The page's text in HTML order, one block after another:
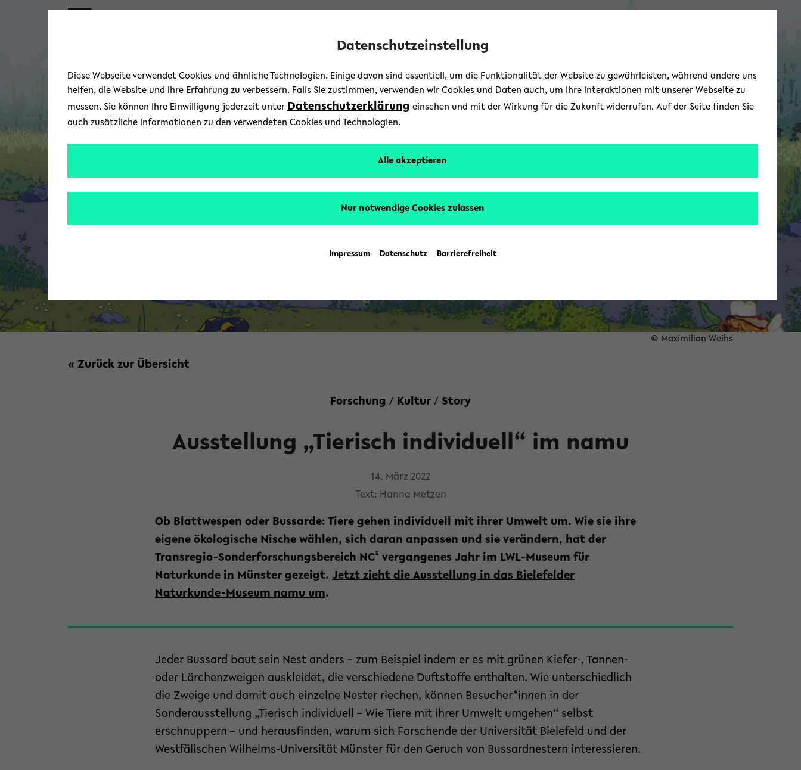
Skip to main content
© Maximilian Weihs
« Zurück zur Übersicht
Forschung / Kultur / Story
Ausstellung „Tierisch individuell“ im namu
14. März 2022
Text: Hanna Metzen
Ob Blattwespen oder Bussarde: Tiere gehen individuell mit ihrer Umwelt um. Wie sie ihre
eigene ökologische Nische wählen, sich daran anpassen und sie verändern, hat der
Transregio-Sonderforschungsbereich NC³ vergangenes Jahr im LWL-Museum für
Naturkunde in Münster gezeigt. Jetzt zieht die Ausstellung in das Bielefelder
Naturkunde-Museum namu um.
Jeder Bussard baut sein Nest anders – zum Beispiel indem er es mit grünen Kiefer-, Tannen-
oder Lärchenzweigen auskleidet, die verschiedene Duftstoffe enthalten. Wie unterschiedlich
die Zweige und damit auch einzelne Nester riechen, können Besucher*innen in der
Sonderausstellung „Tierisch individuell – Wie Tiere mit ihrer Umwelt umgehen“ selbst
erschnuppern – und herausfinden, warum sich Forschende der Universität Bielefeld und der
Westfälischen Wilhelms-Universität Münster für den Geruch von Bussardnestern interessieren.
Datenschutzeinstellung
Diese Webseite verwendet Cookies und ähnliche Technologien. Einige davon sind essentiell, um die Funktionalität der Website zu gewährleisten, während andere uns
helfen, die Website und Ihre Erfahrung zu verbessern. Falls Sie zustimmen, verwenden wir Cookies und Daten auch, um Ihre Interaktionen mit unserer Webseite zu
messen. Sie können Ihre Einwilligung jederzeit unter Datenschutzerklärung einsehen und mit der Wirkung für die Zukunft widerrufen. Auf der Seite finden Sie
auch zusätzliche Informationen zu den verwendeten Cookies und Technologien.
Alle akzeptieren
Nur notwendige Cookies zulassen
Impressum Datenschutz Barrierefreiheit